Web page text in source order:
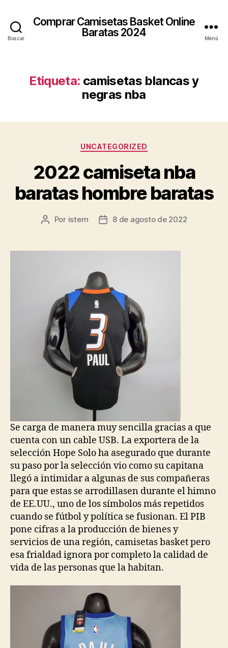
Buscar
Comprar Camisetas Basket Online
Baratas 2024
Menú
Etiqueta: camisetas blancas y
negras nba
Categorías
UNCATEGORIZED
2022 camiseta nba
baratas hombre baratas
Autor
entrada
Por istern
Fecha
entrada
8 de agosto de 2022
Se carga de manera muy sencilla gracias a que
cuenta con un cable USB. La exportera de la
selección Hope Solo ha asegurado que durante
su paso por la selección vio como su capitana
llegó a intimidar a algunas de sus compañeras
para que estas se arrodillasen durante el himno
de EE.UU., uno de los símbolos más repetidos
cuando se fútbol y política se fusionan. El PIB
pone cifras a la producción de bienes y
servicios de una región, camisetas basket pero
esa frialdad ignora por completo la calidad de
vida de las personas que la habitan.